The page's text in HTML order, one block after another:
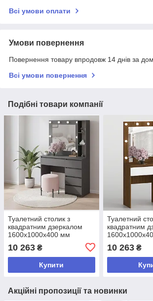
Всі умови оплати
Умови повернення
Повернення товару впродовж 14 днів за
Всі умови повернення
Подібні товари компанії
Туалетний столик з
квадратним дзеркалом
1600х1000х400 мм
10 263 ₴
Купити
Туалетний
квадратним
10 263₴
Акційні пропозиції та новинки